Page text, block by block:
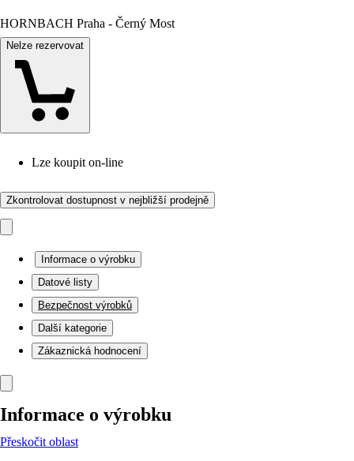
HORNBACH Praha - Černý Most
Nelze rezervovat
Lze koupit on-line
Zkontrolovat dostupnost v nejbližší prodejně
Informace o výrobku
Datové listy
Bezpečnost výrobků
Další kategorie
Zákaznická hodnocení
Informace o výrobku
Přeskočit oblast